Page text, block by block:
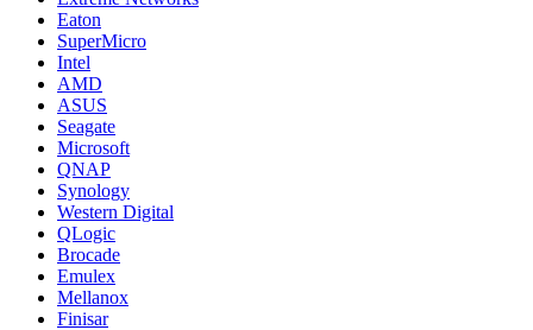
Eaton
SuperMicro
Intel
AMD
ASUS
Seagate
Microsoft
QNAP
Synology
Western Digital
QLogic
Brocade
Emulex
Mellanox
Finisar